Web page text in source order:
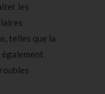
les
telles que la